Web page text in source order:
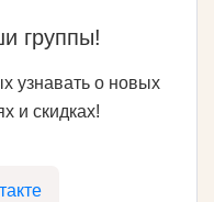
группы!
узнавать о новых
и скидках!